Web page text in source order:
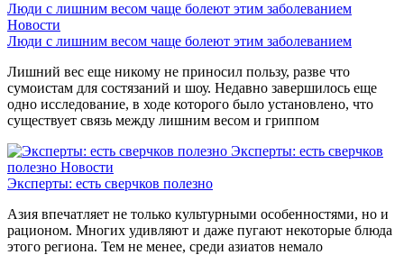
Люди с лишним весом чаще болеют этим заболеванием
Новости
Люди с лишним весом чаще болеют этим заболеванием
Лишний вес еще никому не приносил пользу, разве что
сумоистам для состязаний и шоу. Недавно завершилось еще
одно исследование, в ходе которого было установлено, что
существует связь между лишним весом и гриппом
Эксперты: есть сверчков
полезно Новости
Эксперты: есть сверчков полезно
Азия впечатляет не только культурными особенностями, но и
рационом. Многих удивляют и даже пугают некоторые блюда
этого региона. Тем не менее, среди азиатов немало